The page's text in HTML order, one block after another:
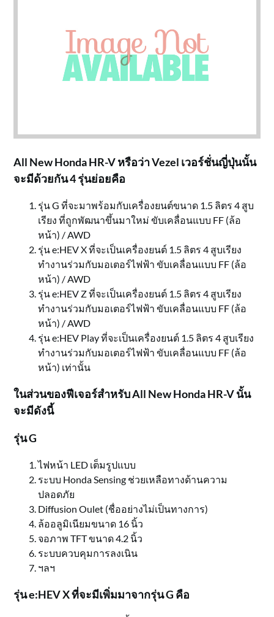
All New Honda HR-V หรือว่า Vezel เวอร์ชั่นญี่ปุ่นนั้น
จะมีด้วยกัน 4 รุ่นย่อยคือ
รุ่น G ที่จะมาพร้อมกับเครื่องยนต์ขนาด 1.5 ลิตร 4 สูบ
เรียง ที่ถูกพัฒนาขึ้นมาใหม่ ขับเคลื่อนแบบ FF (ล้อ
หน้า) / AWD
รุ่น e:HEV X ที่จะเป็นเครื่องยนต์ 1.5 ลิตร 4 สูบเรียง
ทำงานร่วมกับมอเตอร์ไฟฟ้า ขับเคลื่อนแบบ FF (ล้อ
หน้า) / AWD
รุ่น e:HEV Z ที่จะเป็นเครื่องยนต์ 1.5 ลิตร 4 สูบเรียง
ทำงานร่วมกับมอเตอร์ไฟฟ้า ขับเคลื่อนแบบ FF (ล้อ
หน้า) / AWD
รุ่น e:HEV Play ที่จะเป็นเครื่องยนต์ 1.5 ลิตร 4 สูบเรียง
ทำงานร่วมกับมอเตอร์ไฟฟ้า ขับเคลื่อนแบบ FF (ล้อ
หน้า) เท่านั้น
ในส่วนของฟีเจอร์สำหรับ All New Honda HR-V นั้น
จะมีดังนี้
รุ่น G
ไฟหน้า LED เต็มรูปแบบ
ระบบ Honda Sensing ช่วยเหลือทางด้านความ
ปลอดภัย
Diffusion Oulet (ชื่ออย่างไม่เป็นทางการ)
ล้ออลูมิเนียมขนาด 16 นิ้ว
จอภาพ TFT ขนาด 4.2 นิ้ว
ระบบควบคุมการลงเนิน
ฯลฯ
รุ่น e:HEV X ที่จะมีเพิ่มมาจากรุ่น G คือ